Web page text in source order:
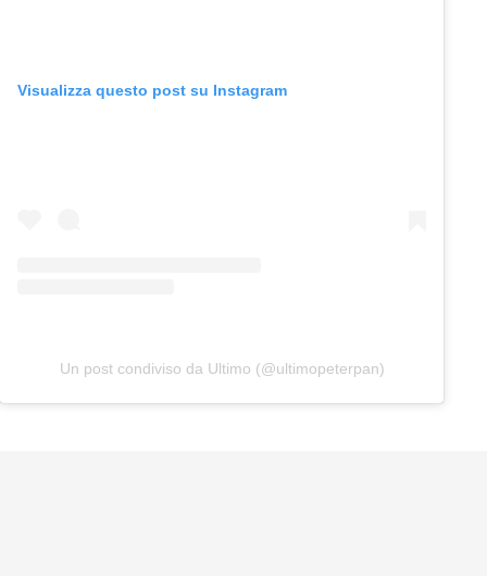
Visualizza questo post su Instagram
Un post condiviso da Ultimo (@ultimopeterpan)